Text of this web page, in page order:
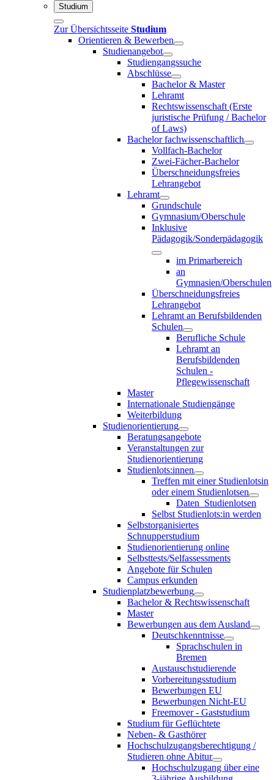
Studium
Zur Übersichtsseite Studium
Orientieren & Bewerben
Studienangebot
Studiengangssuche
Abschlüsse
Bachelor & Master
Lehramt
Rechtswissenschaft (Erste
juristische Prüfung / Bachelor
of Laws)
Bachelor fachwissenschaftlich
Vollfach-Bachelor
Zwei-Fächer-Bachelor
Überschneidungsfreies
Lehrangebot
Lehramt
Grundschule
Gymnasium/Oberschule
Inklusive
Pädagogik/Sonderpädagogik
im Primarbereich
an
Gymnasien/Oberschulen
Überschneidungsfreies
Lehrangebot
Lehramt an Berufsbildenden
Schulen
Berufliche Schule
Lehramt an
Berufsbildenden
Schulen -
Pflegewissenschaft
Master
Internationale Studiengänge
Weiterbildung
Studienorientierung
Beratungsangebote
Veranstaltungen zur
Studienorientierung
Studienlots:innen
Treffen mit einer Studienlotsin
oder einem Studienlotsen
Daten_Studienlotsen
Selbst Studienlots:in werden
Selbstorganisiertes
Schnupperstudium
Studienorientierung online
Selbsttests/Selfassessments
Angebote für Schulen
Campus erkunden
Studienplatzbewerbung
Bachelor & Rechtswissenschaft
Master
Bewerbungen aus dem Ausland
Deutschkenntnisse
Sprachschulen in
Bremen
Austauschstudierende
Vorbereitungsstudium
Bewerbungen EU
Bewerbungen Nicht-EU
Freemover - Gaststudium
Studium für Geflüchtete
Neben- & Gasthörer
Hochschulzugangsberechtigung /
Studieren ohne Abitur
Hochschulzugang über eine